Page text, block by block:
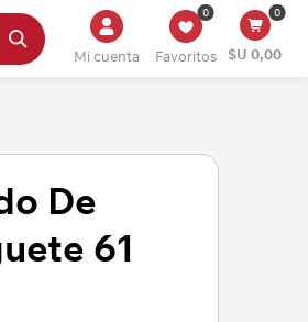
Mi cuenta Favoritos
0 0
$U 0,00
De
61